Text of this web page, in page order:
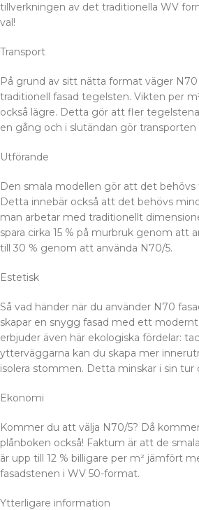
tillverkningen av det traditionella WV
val!
Transport
På grund av sitt nätta format väger
traditionell fasad tegelsten. Vikten per
också lägre. Detta gör att fler
en gång och i slutändan gör
Utförande
Den smala modellen gör att det behövs
Detta innebär också att det behövs
man arbetar med traditionellt
spara cirka 15 % på murbruk genom att
till 30 % genom att använda N70/5.
Estetisk
Så vad händer när du använder N70
skapar en snygg fasad med ett
erbjuder även här ekologiska fördelar:
ytterväggarna kan du skapa mer
isolera stommen. Detta minskar i sin tur
Ekonomi
Kommer du att välja N70/5? Då
plånboken också! Faktum är att de
är upp till 12 % billigare per m² jämfört
fasadstenen i WV 50-format.
Ytterligare information